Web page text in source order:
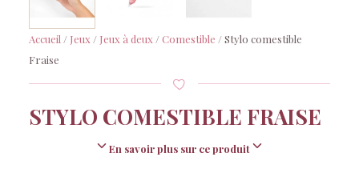
Accueil / Jeux / Jeux à deux /Comestible / Stylo comestible
Fraise
STYLO COMESTIBLE FRAISE
En savoir plus sur ce produit